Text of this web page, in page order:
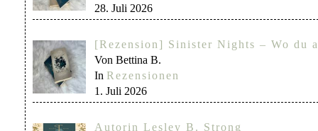
28. Juli 2026
[Rezension] Sinister Nights – Wo du
Von Bettina B.
In Rezensionen
1. Juli 2026
Autorin Lesley B. Strong